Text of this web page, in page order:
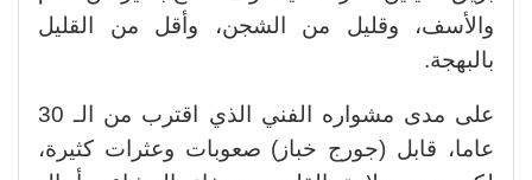
والأسف، وقليل من الشجن، وأقل من القليل
بالبهجة.
على مدى مشواره الفني الذي اقترب من الـ 30
عاما، قابل (جورج خباز) صعوبات وعثرات كثيرة،